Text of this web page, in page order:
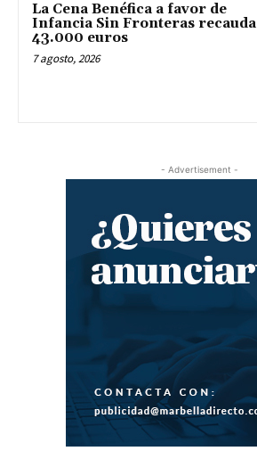
La Cena Benéfica a favor de
Infancia Sin Fronteras recauda
43.000 euros
7 agosto, 2026
- Advertisement -